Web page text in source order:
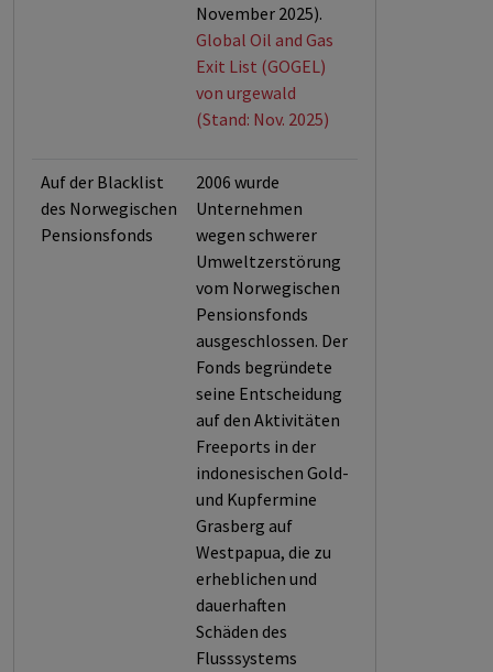
November 2025).
Global Oil and Gas
Exit List (GOGEL)
von urgewald
(Stand: Nov. 2025)
Auf der Blacklist
des Norwegischen
Pensionsfonds
2006 wurde
Unternehmen
wegen schwerer
Umweltzerstörung
vom Norwegischen
Pensionsfonds
ausgeschlossen. Der
Fonds begründete
seine Entscheidung
auf den Aktivitäten
Freeports in der
indonesischen Gold-
und Kupfermine
Grasberg auf
Westpapua, die zu
erheblichen und
dauerhaften
Schäden des
Flusssystems